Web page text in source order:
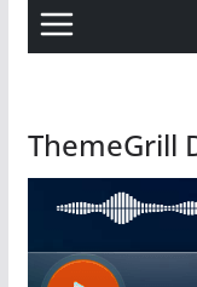
ThemeGrill